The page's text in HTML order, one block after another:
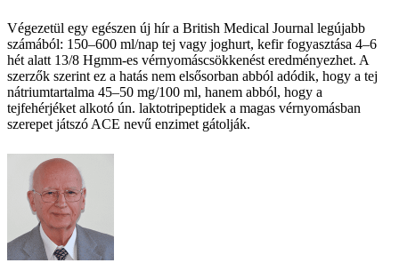
Végezetül egy egészen új hír a British Medical Journal legújabb
számából: 150–600 ml/nap tej vagy joghurt, kefir fogyasztása 4–6
hét alatt 13/8 Hgmm-es vérnyomáscsökkenést eredményezhet. A
szerzők szerint ez a hatás nem elsősorban abból adódik, hogy a tej
nátriumtartalma 45–50 mg/100 ml, hanem abból, hogy a
tejfehérjéket alkotó ún. laktotripeptidek a magas vérnyomásban
szerepet játszó ACE nevű enzimet gátolják.